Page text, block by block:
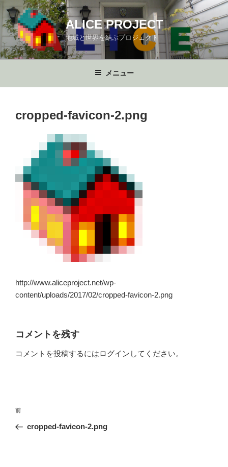
ン
テ
ン
ツ
ALICE PROJECT
地域と世界を結ぶプロジェクト
メニュー
cropped-favicon-2.png
http://www.aliceproject.net/wp-
content/uploads/2017/02/cropped-favicon-2.png
コメントを残す
コメントを投稿するにはログイン してください。
投
ナ
前
の
前
cropped-favicon-2.png